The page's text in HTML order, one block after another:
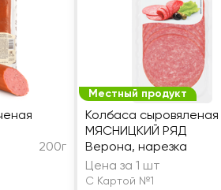
200г
Местный продукт
Колбаса сыровяленая
МЯСНИЦКИЙ РЯД
Верона, нарезка
Цена за 1 шт
С Картой №1